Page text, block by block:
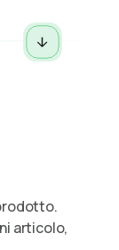
articolo,